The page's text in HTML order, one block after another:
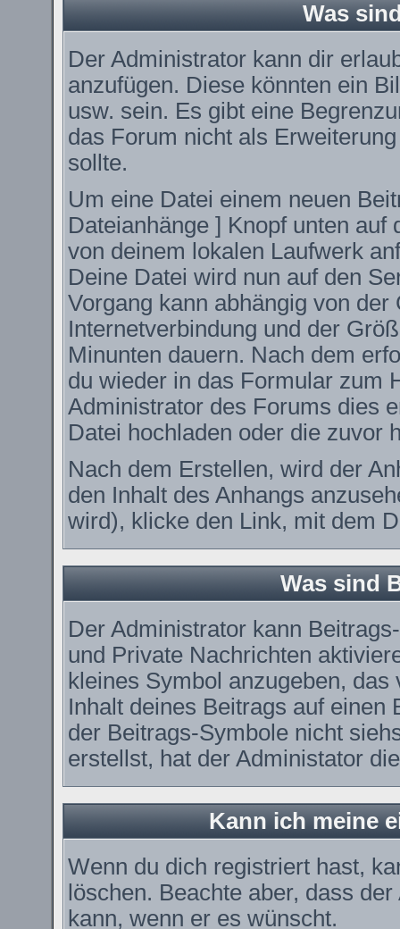
Was
Der Administrator kann dir
anzufügen. Diese könnten ein
usw. sein. Es gibt eine
das Forum nicht als
sollte.
Um eine Datei einem neuen
Dateianhänge ] Knopf unten
von deinem lokalen Laufwerk
Deine Datei wird nun auf den
Vorgang kann abhängig von
Internetverbindung und der
Minunten dauern. Nach dem
du wieder in das Formular zum
Administrator des Forums dies
Datei hochladen oder die zuvor
Nach dem Erstellen, wird der
den Inhalt des Anhangs
wird), klicke den Link, mit dem
Was sind
Der Administrator kann
und Private Nachrichten
kleines Symbol anzugeben,
Inhalt deines Beitrags auf
der Beitrags-Symbole nicht
erstellst, hat der Administator
Kann ich meine
Wenn du dich registriert hast,
löschen. Beachte aber, dass
kann, wenn er es wünscht.